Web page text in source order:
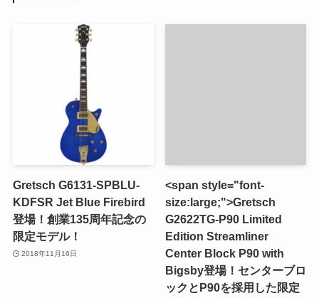
Gretsch G6131-SPBLU-
KDFSR Jet Blue Firebird
登場！創業135周年記念の
限定モデル！
2018年11月16日
<span style="font-
size:large;">Gretsch
G2622TG-P90 Limited
Edition Streamliner
Center Block P90 with
Bigsby登場！センターブロ
ックとP90を採用した限定